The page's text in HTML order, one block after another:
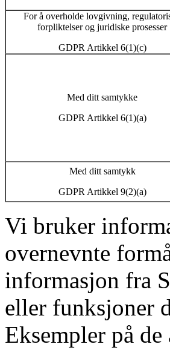
For å overholde lovgivning,
forpliktelser og juridiske prosesser
GDPR Artikkel 6(1)(c)
Med ditt samtykke
GDPR Artikkel 6(1)(a)
Med ditt samtykk
GDPR Artikkel 9(2)(a)
Vi bruker
overnevnte
informasjon fra
eller funksjoner
Eksempler på